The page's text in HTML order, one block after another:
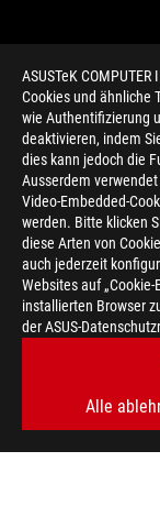
ASUSTeK
Cookies und ähnliche
wie Authentifizierung
deaktivieren, indem
dies kann jedoch die
Ausserdem verwendet
Video-Embedded-
werden. Bitte klicken
diese Arten von
auch jederzeit
Websites auf
installierten Browser
der ASUS-
Alle
> GAMING
ERHALTEN SIE DIE